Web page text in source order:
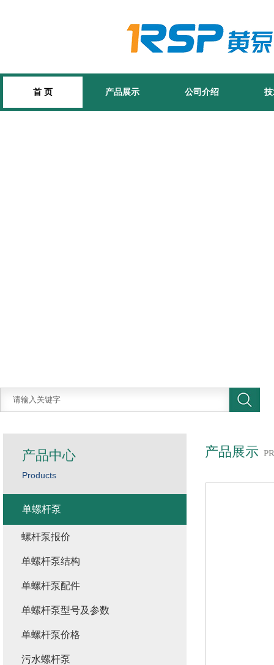
首 页 产品展示 公司介绍
产品展示
产品中心
Products
单螺杆泵
螺杆泵报价
单螺杆泵结构
单螺杆泵配件
单螺杆泵型号及参数
单螺杆泵价格
污水螺杆泵